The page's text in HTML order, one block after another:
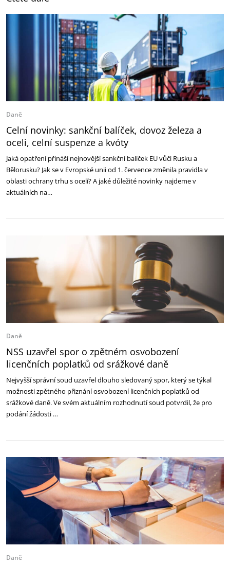
Daně
Celní novinky: sankční balíček, dovoz železa a
oceli, celní suspenze a kvóty
Jaká opatření přináší nejnovější sankční balíček EU vůči Rusku a
Bělorusku? Jak se v Evropské unii od 1. července změnila pravidla v
oblasti ochrany trhu s ocelí? A jaké důležité novinky najdeme v
aktuálních na…
Daně
NSS uzavřel spor o zpětném osvobození
licenčních poplatků od srážkové daně
Nejvyšší správní soud uzavřel dlouho sledovaný spor, který se týkal
možnosti zpětného přiznání osvobození licenčních poplatků od
srážkové daně. Ve svém aktuálním rozhodnutí soud potvrdil, že pro
podání žádosti …
Daně